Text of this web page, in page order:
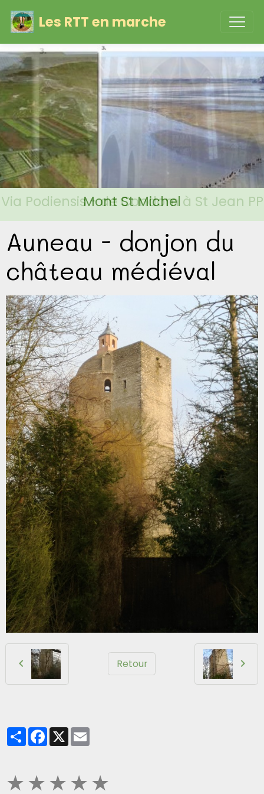
Les RTT en marche
Mont St Michel
Via Podiensis - de Condom à St Jean PP
Auneau - donjon du
château médiéval
Retour
PartagerFacebook
X
★★★★★